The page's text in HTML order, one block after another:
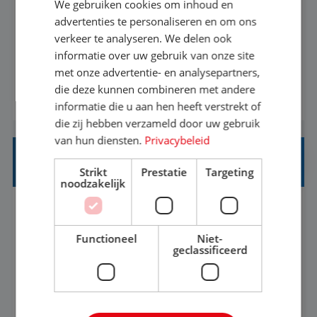
Met jouw ervaring in de reisbranche of
achtergrond in toerisme ben je klaar voor de
volgende stap. Vanaf je stoel reis je de hele
wereld over en speel je moeiteloos in op de
wensen van je team, je klant en wat er in de
reiswereld gebeurt. Met je enthousiasme weet je
klanten te overtuigen om die droomreis te
boeken! ...
BEKIJK VACATURE
REISADVISEUR ALLROUND
Aalsmeer, Noord-Holland, Nederland
33-36 uur
MBO
Een vakantie plannen is het leukste dat er is. Of
het nu voor jezelf is, of voor een ander: jij vindt
We gebruiken cookies om inhoud en
advertenties te personaliseren en om ons
verkeer te analyseren. We delen ook
informatie over uw gebruik van onze site
met onze advertentie- en analysepartners,
die deze kunnen combineren met andere
informatie die u aan hen heeft verstrekt of
die zij hebben verzameld door uw gebruik
van hun diensten. Privacybeleid
Strikt
noodzakelijk
Prestatie Targeting
Functioneel
Niet-
geclassificeerd